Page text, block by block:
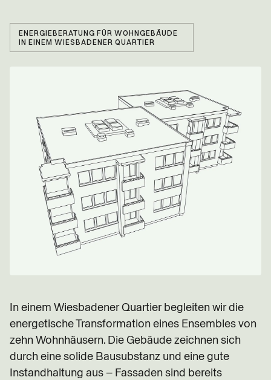
ENERGIEBERATUNG FÜR WOHNGEBÄUDE
IN EINEM WIESBADENER QUARTIER
In einem Wiesbadener Quartier begleiten wir die
energetische Transformation eines Ensembles von
zehn Wohnhäusern. Die Gebäude zeichnen sich
durch eine solide Bausubstanz und eine gute
Instandhaltung aus – Fassaden sind bereits